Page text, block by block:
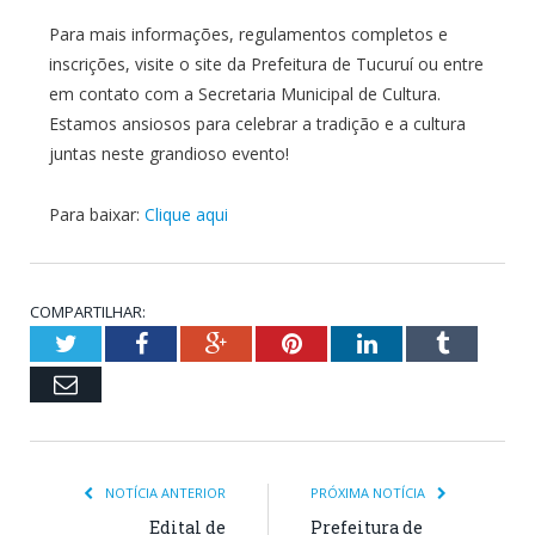
Para mais informações, regulamentos completos e
inscrições, visite o site da Prefeitura de Tucuruí ou entre
em contato com a Secretaria Municipal de Cultura.
Estamos ansiosos para celebrar a tradição e a cultura
juntas neste grandioso evento!
Para baixar: Clique aqui
COMPARTILHAR:
TwitterFacebookGoogle+PinterestLinkedInTumblr
Email
NOTÍCIA ANTERIOR
Edital de
PRÓXIMA NOTÍCIA
Prefeitura de